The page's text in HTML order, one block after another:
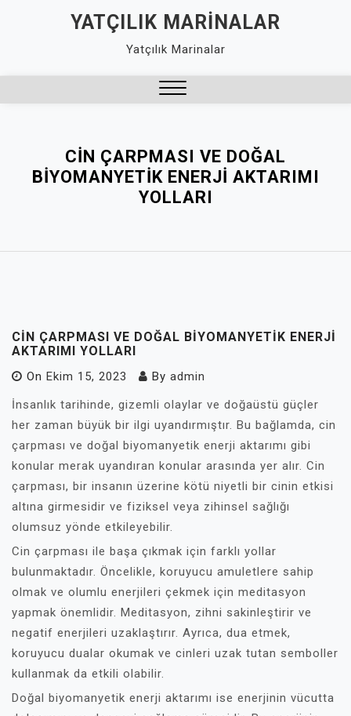
YATÇILIK MARINALAR
Yatçılık Marinalar
CIN ÇARPMASI VE DOĞAL
BIYOMANYETIK ENERJI AKTARIMI
YOLLARI
CIN ÇARPMASI VE DOĞAL BIYOMANYETIK ENERJI
AKTARIMI YOLLARI
On Ekim 15, 2023 By admin
İnsanlık tarihinde, gizemli olaylar ve doğaüstü güçler
her zaman büyük bir ilgi uyandırmıştır. Bu bağlamda, cin
çarpması ve doğal biyomanyetik enerji aktarımı gibi
konular merak uyandıran konular arasında yer alır. Cin
çarpması, bir insanın üzerine kötü niyetli bir cinin etkisi
altına girmesidir ve fiziksel veya zihinsel sağlığı
olumsuz yönde etkileyebilir.
Cin çarpması ile başa çıkmak için farklı yollar
bulunmaktadır. Öncelikle, koruyucu amuletlere sahip
olmak ve olumlu enerjileri çekmek için meditasyon
yapmak önemlidir. Meditasyon, zihni sakinleştirir ve
negatif enerjileri uzaklaştırır. Ayrıca, dua etmek,
koruyucu dualar okumak ve cinleri uzak tutan semboller
kullanmak da etkili olabilir.
Doğal biyomanyetik enerji aktarımı ise enerjinin vücutta